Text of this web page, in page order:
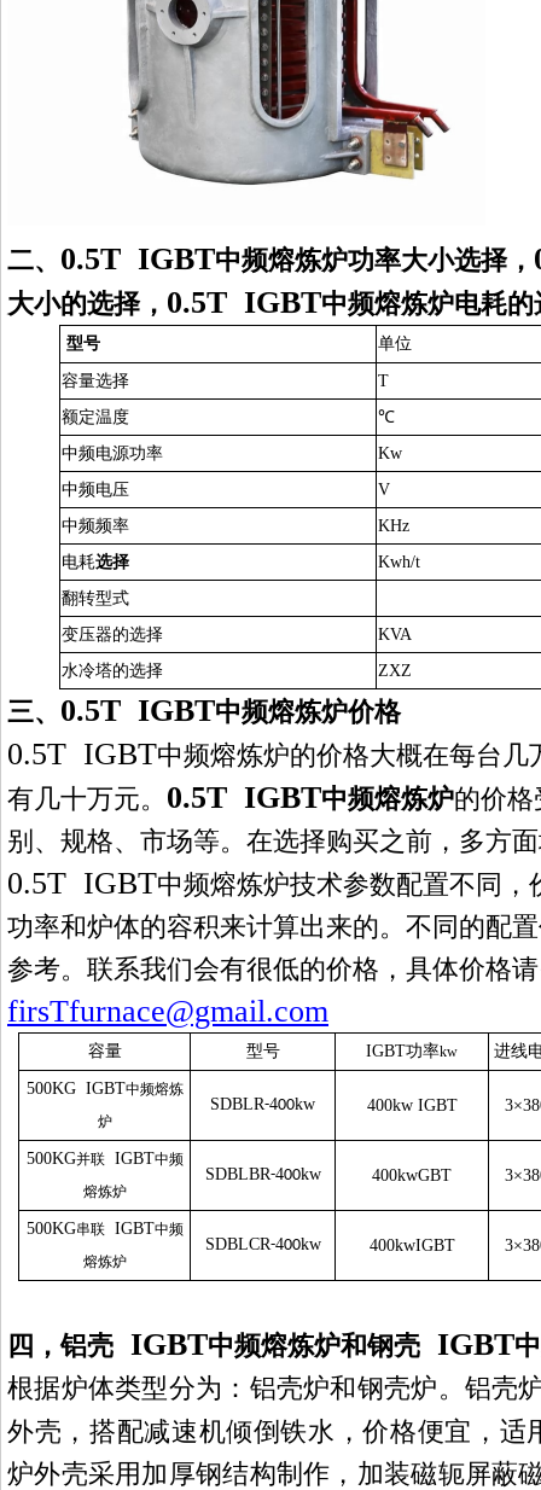
二、 0.5T IGBT中频熔炼炉功率大小选择，
大小的选择， 0.5T IGBT中频熔炼炉电耗
型号 单位
容量选择
T
额定温度
℃
中频电源功率
Kw
中频电压
V
中频频率
KHz
电耗选择
Kwh/t
翻转型式
变压器的选择
KVA
水冷塔的选择
ZXZ
三、 0.5T IGBT中频熔炼炉价格
0.5T IGBT中频熔炼炉的价格大概在每台几
有几十万元。 0.5T IGBT中频熔炼炉的价
别、规格、市场等。在选择购买之前，多方
0.5T IGBT中频熔炼炉技术参数配置不同，
功率和炉体的容积来计算出来的。不同的配
参考。联系我们会有很低的价格，具体价格
firsTfurnace@gmail.com
容量 型号 IGBT功率kw 进线
500KGIGBT中频熔炼
炉
SDBLR-400kw 400kw IGBT
500KG并联IGBT中频
熔炼炉
SDBLBR-400kw 400kwGBT
500KG串联IGBT中频
熔炼炉
SDBLCR-400kw 400kwIGBT
四，铝壳 IGBT中频熔炼炉和钢壳 IGBT
根据炉体类型分为：铝壳炉和钢壳炉。铝壳
外壳，搭配减速机倾倒铁水，价格便宜，适
炉外壳采用加厚钢结构制作，加装磁轭屏蔽